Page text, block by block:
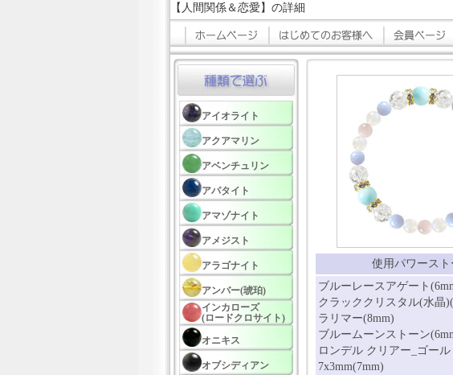
【人間関係＆恋愛】の詳細
アイオライト
アクアマリン
アベンチュリン
アパタイト
アマゾナイト
アメジスト
アラゴナイト
アンバー(琥珀)
インカローズ
(ロードクロサイト)
オニキス
オブシディアン
使用パワースト
ブルーレースアゲート
クラッククリスタル(水晶
ラリマー(8mm)
ブルームーンストーン
ロンデル クリアー_ゴール
7x3mm(7mm)